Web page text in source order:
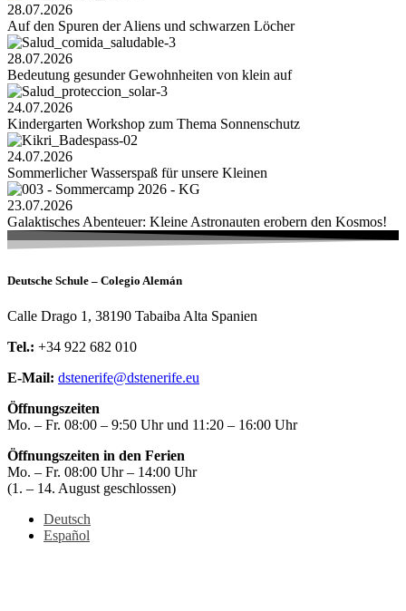
28.07.2026
Auf den Spuren der Aliens und schwarzen Löcher
28.07.2026
Bedeutung gesunder Gewohnheiten von klein auf
24.07.2026
Kindergarten Workshop zum Thema Sonnenschutz
24.07.2026
Sommerlicher Wasserspaß für unsere Kleinen
23.07.2026
Galaktisches Abenteuer: Kleine Astronauten erobern den Kosmos!
Deutsche Schule – Colegio Alemán
Calle Drago 1, 38190 Tabaiba Alta Spanien
Tel.: +34 922 682 010
E-Mail: dstenerife@dstenerife.eu
Öffnungszeiten
Mo. – Fr. 08:00 – 9:50 Uhr und 11:20 – 16:00 Uhr
Öffnungszeiten in den Ferien
Mo. – Fr. 08:00 Uhr – 14:00 Uhr
(1. – 14. August geschlossen)
Deutsch
Español